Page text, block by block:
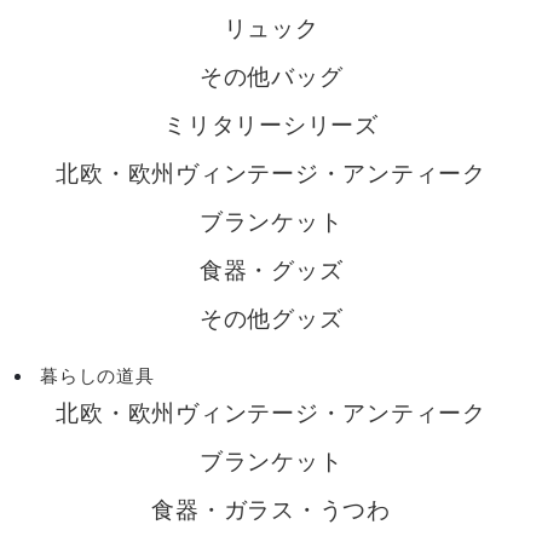
リュック
その他バッグ
ミリタリーシリーズ
北欧・欧州ヴィンテージ・アンティーク
ブランケット
食器・グッズ
その他グッズ
暮らしの道具
北欧・欧州ヴィンテージ・アンティーク
ブランケット
食器・ガラス・うつわ